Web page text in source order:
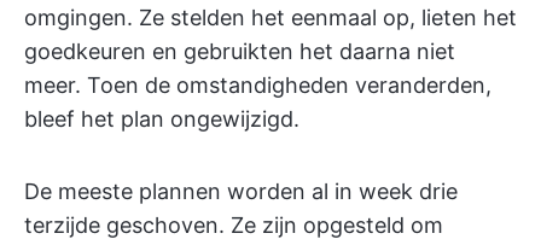
omgingen. Ze stelden het eenmaal op, lieten het
goedkeuren en gebruikten het daarna niet
meer. Toen de omstandigheden veranderden,
bleef het plan ongewijzigd.
De meeste plannen worden al in week drie
terzijde geschoven. Ze zijn opgesteld om